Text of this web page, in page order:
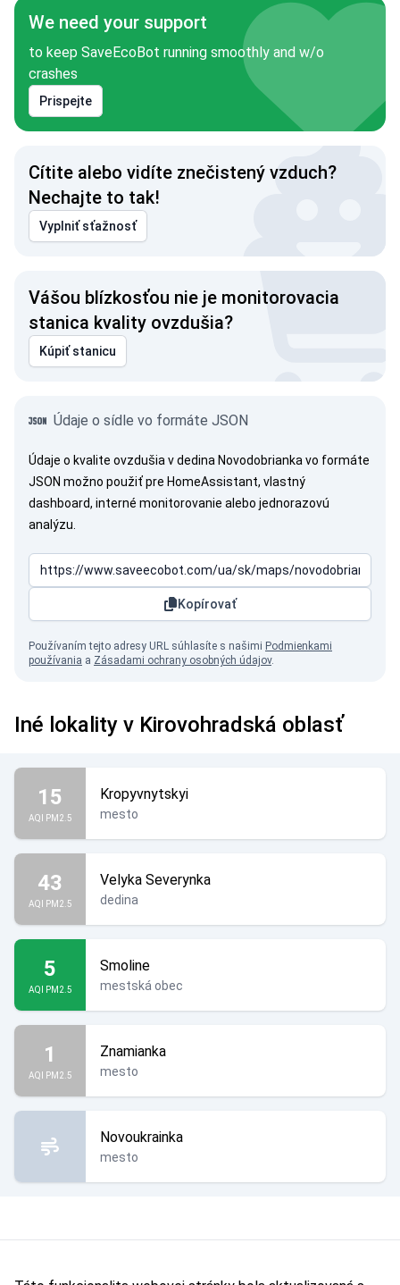
We need your support
to keep SaveEcoBot running smoothly and w/o
crashes
Prispejte
Cítite alebo vidíte znečistený vzduch?
Nechajte to tak!
Vyplniť sťažnosť
Vášou blízkosťou nie je monitorovacia
stanica kvality ovzdušia?
Kúpiť stanicu
Údaje o sídle vo formáte JSON
Údaje o kvalite ovzdušia v dedina Novodobrianka vo formáte
JSON možno použiť pre HomeAssistant, vlastný
dashboard, interné monitorovanie alebo jednorazovú
analýzu.
Kopírovať
Používaním tejto adresy URL súhlasíte s našimi Podmienkami
používania a Zásadami ochrany osobných údajov.
Iné lokality v Kirovohradská oblasť
15
AQI PM2.5
Kropyvnytskyi
mesto
43
AQI PM2.5
Velyka Severynka
dedina
5
AQI PM2.5
Smoline
mestská obec
1
AQI PM2.5
Znamianka
mesto
Novoukrainka
mesto